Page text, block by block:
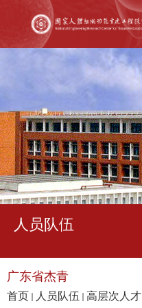
人员队伍
广东省杰青
首页 人员队伍 高层次人才